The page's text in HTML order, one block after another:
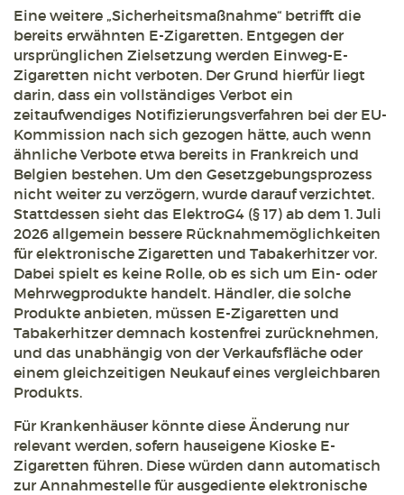
Eine weitere „Sicherheitsmaßnahme“ betrifft die
bereits erwähnten E-Zigaretten. Entgegen der
ursprünglichen Zielsetzung werden Einweg-E-
Zigaretten nicht verboten. Der Grund hierfür liegt
darin, dass ein vollständiges Verbot ein
zeitaufwendiges Notifizierungsverfahren bei der EU-
Kommission nach sich gezogen hätte, auch wenn
ähnliche Verbote etwa bereits in Frankreich und
Belgien bestehen. Um den Gesetzgebungsprozess
nicht weiter zu verzögern, wurde darauf verzichtet.
Stattdessen sieht das ElektroG4 (§ 17) ab dem 1. Juli
2026 allgemein bessere Rücknahmemöglichkeiten
für elektronische Zigaretten und Tabakerhitzer vor.
Dabei spielt es keine Rolle, ob es sich um Ein- oder
Mehrwegprodukte handelt. Händler, die solche
Produkte anbieten, müssen E-Zigaretten und
Tabakerhitzer demnach kostenfrei zurücknehmen,
und das unabhängig von der Verkaufsfläche oder
einem gleichzeitigen Neukauf eines vergleichbaren
Produkts.
Für Krankenhäuser könnte diese Änderung nur
relevant werden, sofern hauseigene Kioske E-
Zigaretten führen. Diese würden dann automatisch
zur Annahmestelle für ausgediente elektronische